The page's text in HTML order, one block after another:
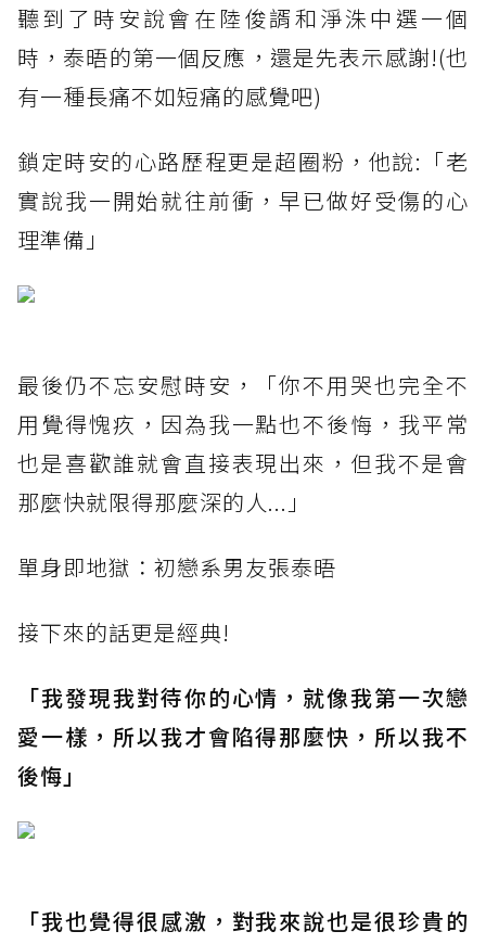
聽到了時安說會在陸俊諝和淨洙中選一個
時，泰晤的第一個反應，還是先表示感謝!(也
有一種長痛不如短痛的感覺吧)
鎖定時安的心路歷程更是超圈粉，他說:「老
實說我一開始就往前衝，早已做好受傷的心
理準備」
最後仍不忘安慰時安，「你不用哭也完全不
用覺得愧疚，因為我一點也不後悔，我平常
也是喜歡誰就會直接表現出來，但我不是會
那麼快就限得那麼深的人...」
單身即地獄：初戀系男友張泰晤
接下來的話更是經典!
「我發現我對待你的心情，就像我第一次戀
愛一樣，所以我才會陷得那麼快，所以我不
後悔」
「我也覺得很感激，對我來說也是很珍貴的